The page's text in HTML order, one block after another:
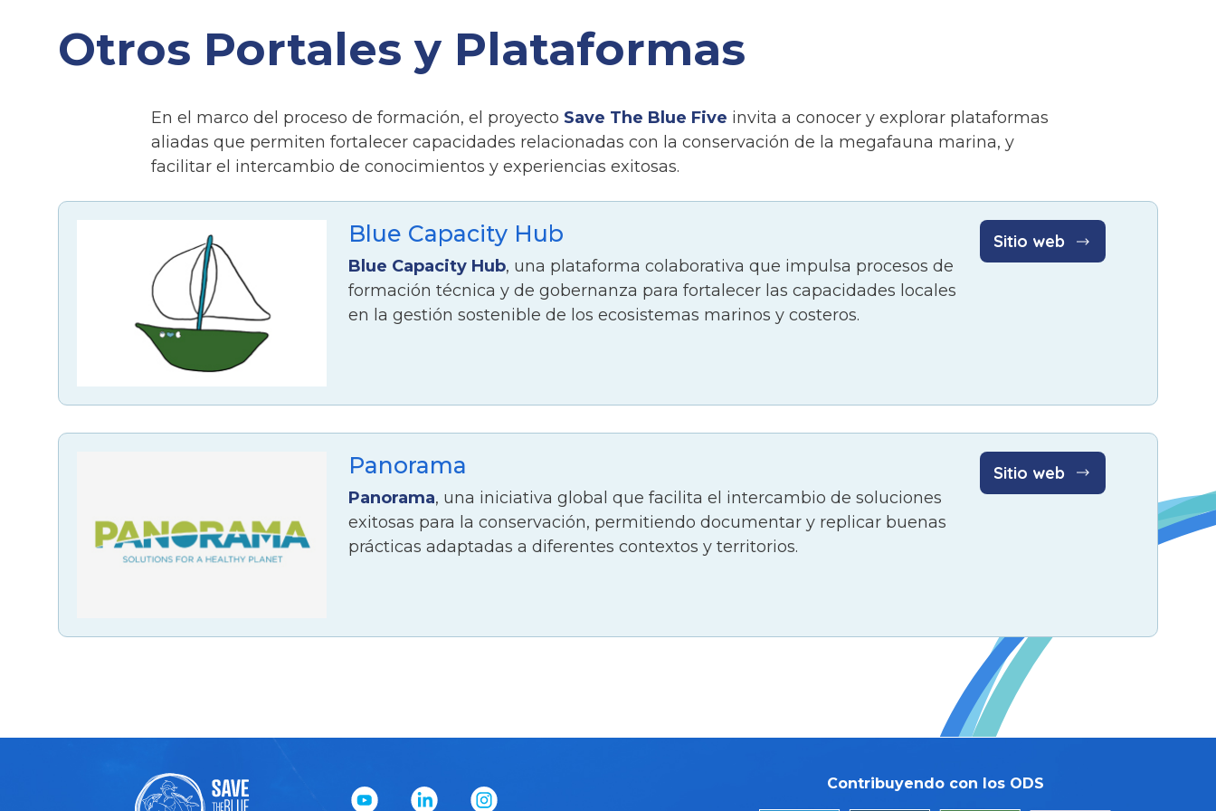
Otros Portales y Plataformas
En el marco del proceso de formación, el proyecto Save The Blue Five invita a conocer y explorar plataformas
aliadas que permiten fortalecer capacidades relacionadas con la conservación de la megafauna marina, y
facilitar el intercambio de conocimientos y experiencias exitosas.
Blue Capacity Hub
Blue Capacity Hub, una plataforma colaborativa que impulsa procesos de
formación técnica y de gobernanza para fortalecer las capacidades locales
en la gestión sostenible de los ecosistemas marinos y costeros.
Sitio web
Panorama
Panorama, una iniciativa global que facilita el intercambio de soluciones
exitosas para la conservación, permitiendo documentar y replicar buenas
prácticas adaptadas a diferentes contextos y territorios.
Sitio web
Contribuyendo con los ODS